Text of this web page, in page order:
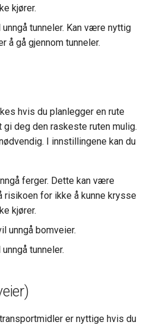
kjører.
unngå tunneler. Kan være nyttig
å gå gjennom tunneler.
hvis du planlegger en rute
deg den raskeste ruten mulig.
I innstillingene kan du
ferger. Dette kan være
risikoen for ikke å kunne krysse
kjører.
unngå bomveier.
tunneler.
er nyttige hvis du